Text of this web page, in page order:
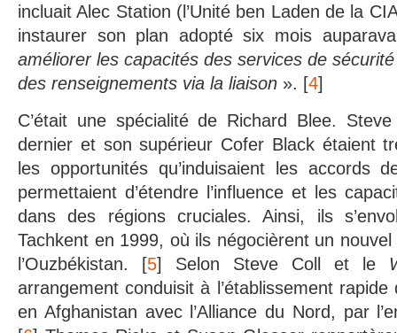
incluait Alec Station (l’Unité ben Laden de la
instaurer son plan adopté six mois
améliorer les capacités des services de
des renseignements via la liaison ». [4]
C’était une spécialité de Richard Blee.
dernier et son supérieur Cofer Black étaient
les opportunités qu’induisaient les accords
permettaient d’étendre l’influence et les
dans des régions cruciales. Ainsi, ils
Tachkent en 1999, où ils négocièrent un
l’Ouzbékistan. [5] Selon Steve Coll et le
arrangement conduisit à l’établissement rapide
en Afghanistan avec l’Alliance du Nord, par